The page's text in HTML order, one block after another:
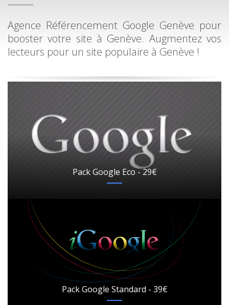
Agence Référencement Google Genève pour
booster votre site à Genève. Augmentez vos
lecteurs pour un site populaire à Genève !
Pack Google Eco - 29€
Pack Google Standard - 39€